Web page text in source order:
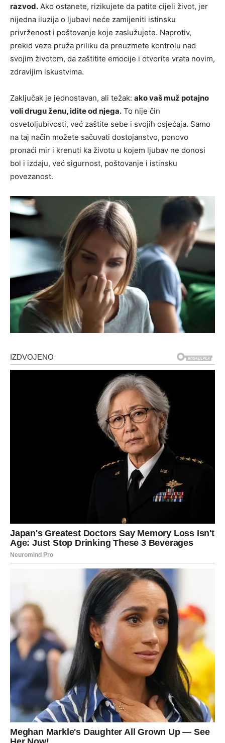
razvod. Ako ostanete, rizikujete da patite cijeli život, jer
nijedna iluzija o ljubavi neće zamijeniti istinsku
privrženost i poštovanje koje zaslužujete. Naprotiv,
prekid veze pruža priliku da preuzmete kontrolu nad
svojim životom, da zaštitite emocije i otvorite vrata novim,
zdravijim iskustvima.
Zaključak je jednostavan, ali težak: ako vaš muž potajno
voli drugu ženu, idite od njega. To nije čin
osvetoljubivosti, već zaštite sebe i svojih osjećaja. Samo
na taj način možete sačuvati dostojanstvo, ponovo
pronaći mir i krenuti ka životu u kojem ljubav ne donosi
bol i izdaju, već sigurnost, poštovanje i istinsku
povezanost.